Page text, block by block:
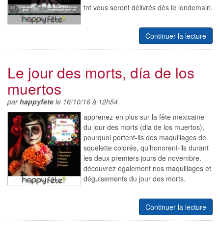
tnt vous seront délivrés dès le lendemain.
Continuer la lecture
Le jour des morts, día de los
muertos
parhappyfete le 16/10/16 à 12h54
apprenez-en plus sur la fête mexicaine
du jour des morts (dia de los muertos),
pourquoi portent-ils des maquillages de
squelette colorés, qu’honorent-ils durant
les deux premiers jours de novembre.
découvrez également nos maquillages et
déguisements du jour des morts.
Continuer la lecture